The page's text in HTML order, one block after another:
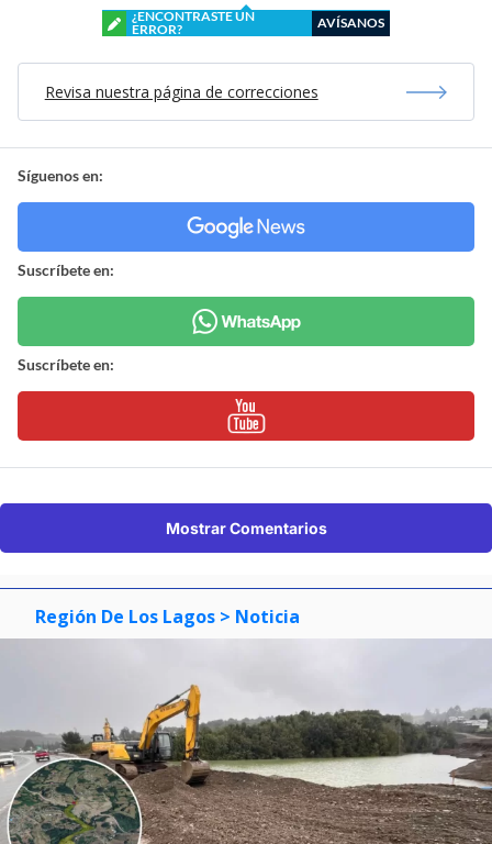
¿ENCONTRASTE UN
ERROR?
AVÍSANOS
Revisa nuestra página de correcciones
Síguenos en:
Suscríbete en:
Suscríbete en:
Mostrar Comentarios
Región De Los Lagos > Noticia